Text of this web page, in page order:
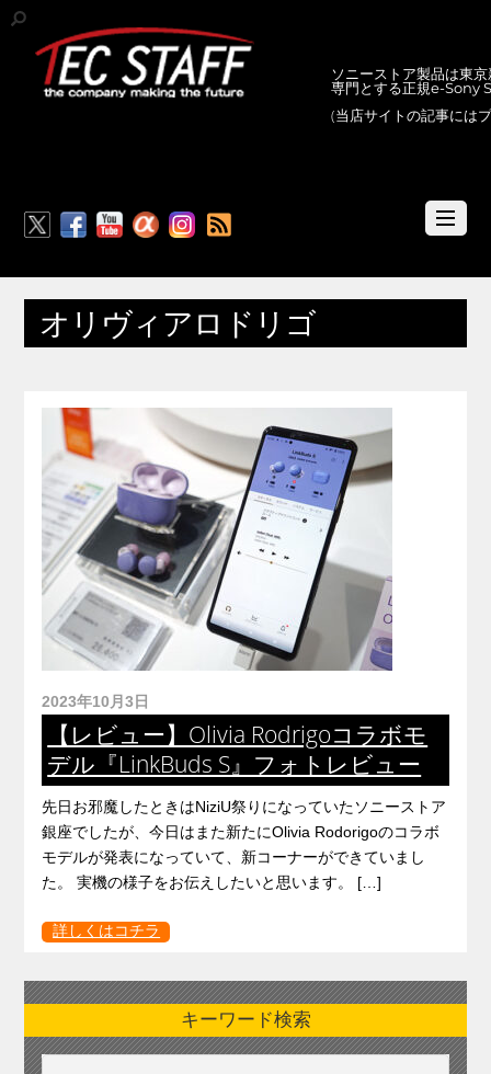
ソニーストア製品は東
専門とする正規e-Sony
(当店サイトの記事には
オリヴィアロドリゴ
2023年10月3日
【レビュー】Olivia Rodrigoコラボモ
デル『LinkBuds S』フォトレビュー
先日お邪魔したときはNiziU祭りになっていたソニーストア
銀座でしたが、今日はまた新たにOlivia Rodorigoのコラボ
モデルが発表になっていて、新コーナーができていまし
た。 実機の様子をお伝えしたいと思います。 […]
詳しくはコチラ
キーワード検索